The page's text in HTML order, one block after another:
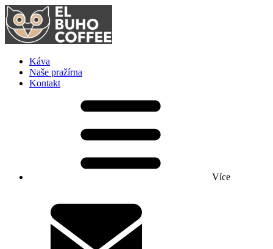
Káva
Naše pražírna
Kontakt
Více